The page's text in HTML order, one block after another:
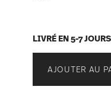
LIVRÉ EN 5-7
AJOUTER AU